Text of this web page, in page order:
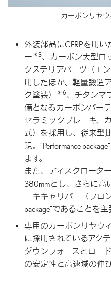
カーボンリヤウ
外装部品にCFRPを用
ー ＊3、カーボン大型ロ
クステリアパーツ（エ
用したほか、軽量鍛造
ク塗装）
＊6、チタンマ
備となるカーボンパー
セラミックブレーキ、
式）を採用し、従来型
現。“Performance
ます。
また、ディスクロータ
380mmとし、さらに高
ーキキャリパー（フロ
package”であることを主
専用のカーボンリヤウ
に採用されているアク
ダウンフォースとロー
の安定性と高速域の伸